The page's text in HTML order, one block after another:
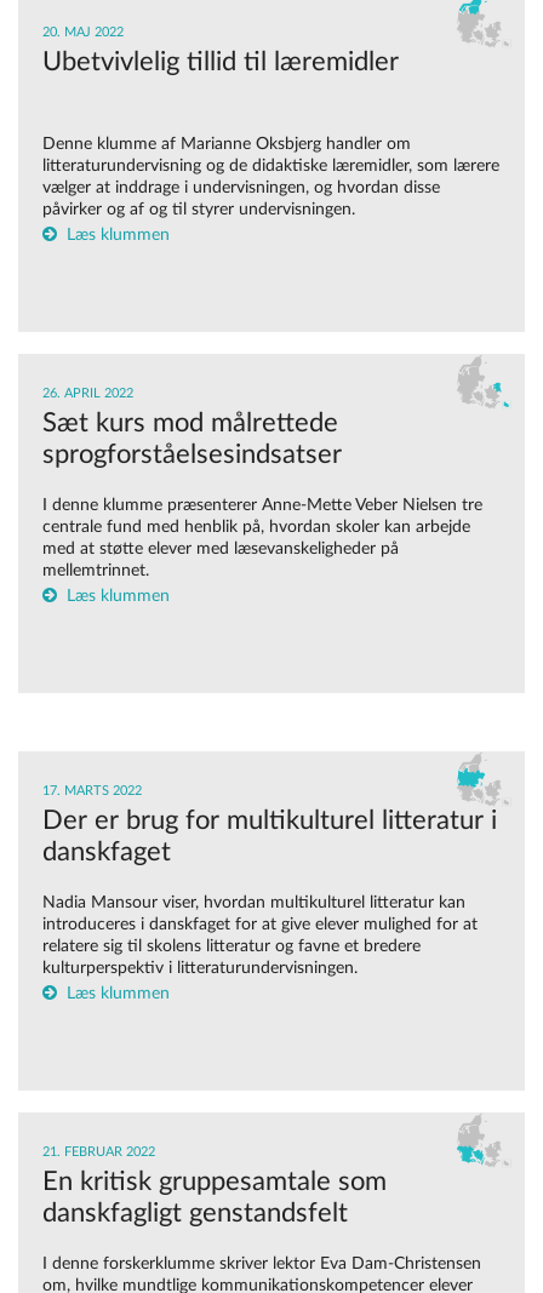
20. MAJ 2022
Ubetvivlelig tillid til læremidler
Denne klumme af Marianne Oksbjerg handler om
litteraturundervisning og de didaktiske læremidler, som lærere
vælger at inddrage i undervisningen, og hvordan disse
påvirker og af og til styrer undervisningen.
Læs klummen
26. APRIL 2022
Sæt kurs mod målrettede
sprogforståelsesindsatser
I denne klumme præsenterer Anne-Mette Veber Nielsen tre
centrale fund med henblik på, hvordan skoler kan arbejde
med at støtte elever med læsevanskeligheder på
mellemtrinnet.
Læs klummen
17. MARTS 2022
Der er brug for multikulturel litteratur i
danskfaget
Nadia Mansour viser, hvordan multikulturel litteratur kan
introduceres i danskfaget for at give elever mulighed for at
relatere sig til skolens litteratur og favne et bredere
kulturperspektiv i litteraturundervisningen.
Læs klummen
21. FEBRUAR 2022
En kritisk gruppesamtale som
danskfagligt genstandsfelt
I denne forskerklumme skriver lektor Eva Dam-Christensen
om, hvilke mundtlige kommunikationskompetencer elever